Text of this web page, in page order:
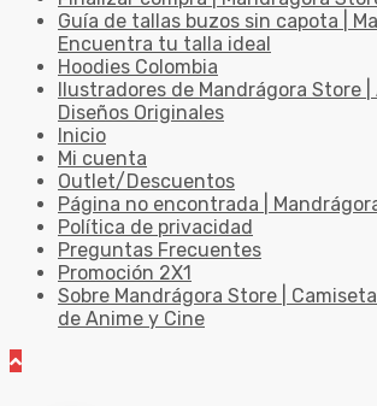
Guía de tallas buzos sin capota |
Encuentra tu talla ideal
Hoodies Colombia
Ilustradores de Mandrágora Store
Diseños Originales
Inicio
Mi cuenta
Outlet/Descuentos
Página no encontrada |
Política de privacidad
Preguntas Frecuentes
Promoción 2X1
Sobre Mandrágora Store |
de Anime y Cine